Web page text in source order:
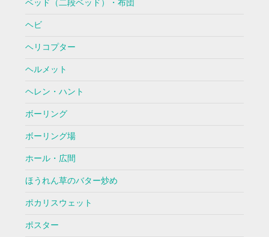
ベッド（二段ベッド）・布団
ヘビ
ヘリコプター
ヘルメット
ヘレン・ハント
ボーリング
ボーリング場
ホール・広間
ほうれん草のバター炒め
ポカリスウェット
ポスター